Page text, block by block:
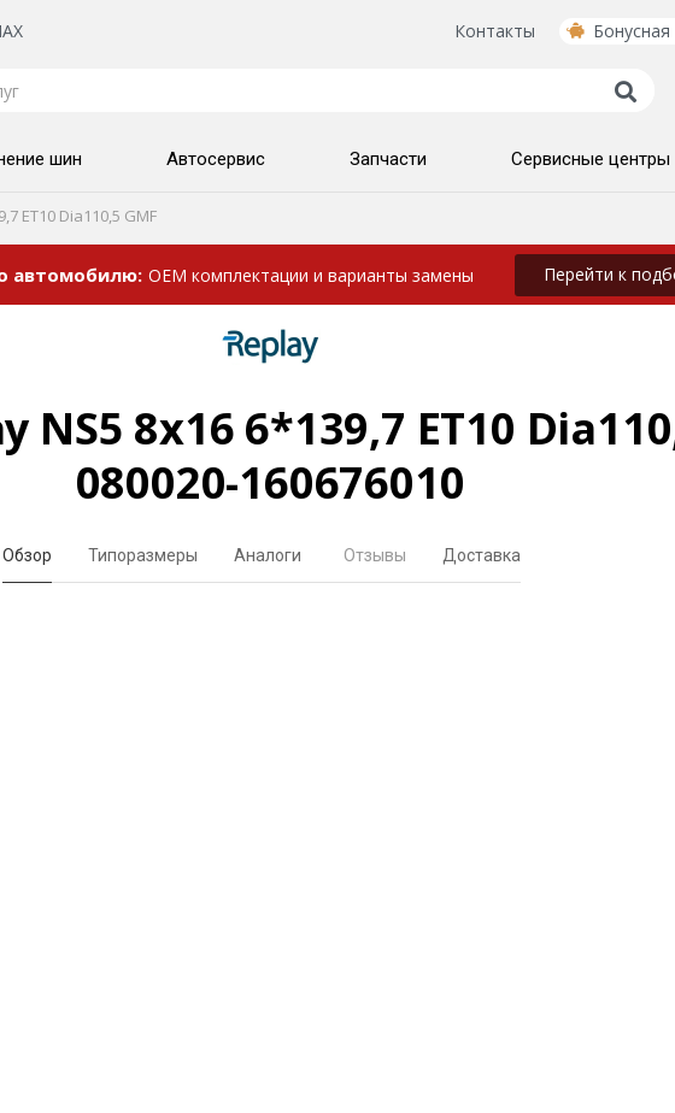
Контакты
шин Автосервис Запчасти Сервисные центры
ET10 Dia110,5 GMF
автомобилю OEM комплектации и варианты замены Перейти к
NS5 8x16 6*139,7 ET10
080020-160676010
Обзор Типоразмеры Аналоги Отзывы Доставка